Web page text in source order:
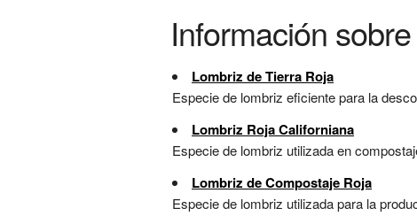
Información sobre
Lombriz de Tierra Roja
Especie de lombriz eficiente para la
Lombriz Roja Californiana
Especie de lombriz utilizada en
Lombriz de Compostaje Roja
Especie de lombriz utilizada para la